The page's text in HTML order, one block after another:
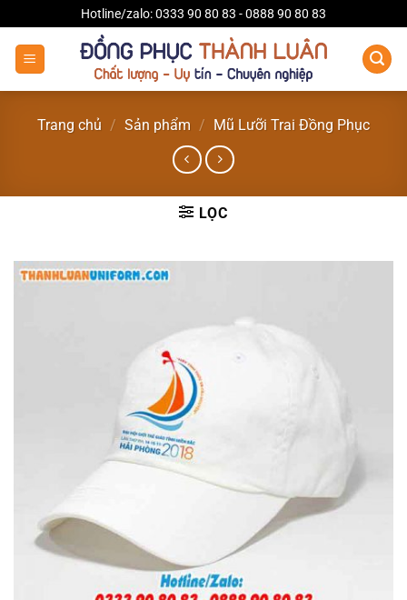
qua
dung
Hotline/zalo: 0333 90 80 83 - 0888 90 80 83
Trang chủ / Sản phẩm / Mũ Lưỡi Trai Đồng Phục
LỌC